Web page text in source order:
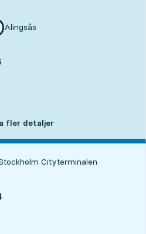
Alingsås
fler detaljer
Cityterminalen